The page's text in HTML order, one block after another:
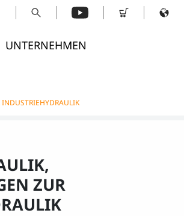
UNTERNEHMEN
INDUSTRIEHYDRAULIK
ZUR